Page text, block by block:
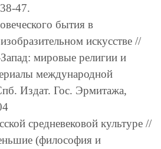
47.
бытия в
искусстве //
мировые религии и
международной
Издат. Гос. Эрмитажа,
средневековой культуре //
(философия и